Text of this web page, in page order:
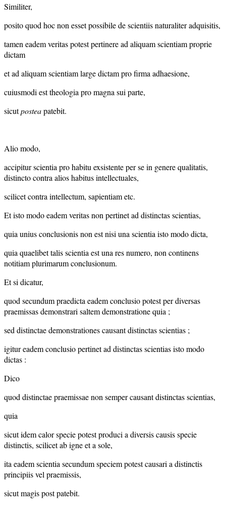
Similiter,
posito quod hoc non esset possibile de scientiis naturaliter adquisitis,
tamen eadem veritas potest pertinere ad aliquam scientiam proprie
dictam
et ad aliquam scientiam large dictam pro firma adhaesione,
cuiusmodi est theologia pro magna sui parte,
sicutposteapatebit.
Alio modo,
accipitur scientia pro habitu exsistente per se in genere qualitatis,
distincto contra alios habitus intellectuales,
scilicet contra intellectum, sapientiam etc.
Et isto modo eadem veritas non pertinet ad distinctas scientias,
quia unius conclusionis non est nisi una scientia isto modo dicta,
quia quaelibet talis scientia est una res numero, non continens
notitiam plurimarum conclusionum.
Et si dicatur,
quod secundum praedicta eadem conclusio potest per diversas
praemissas demonstrari saltem demonstratione quia ;
sed distinctae demonstrationes causant distinctas scientias ;
igitur eadem conclusio pertinet ad distinctas scientias isto modo
dictas :
Dico
quod distinctae praemissae non semper causant distinctas scientias,
quia
sicut idem calor specie potest produci a diversis causis specie
distinctis, scilicet ab igne et a sole,
ita eadem scientia secundum speciem potest causari a distinctis
principiis vel praemissis,
sicut magis post patebit.